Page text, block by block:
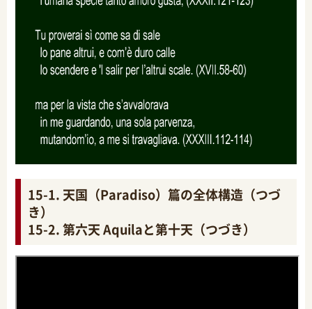
15-1. 天国（Paradiso）篇の全体構造（つづ
き）
15-2. 第六天 Aquilaと第十天（つづき）